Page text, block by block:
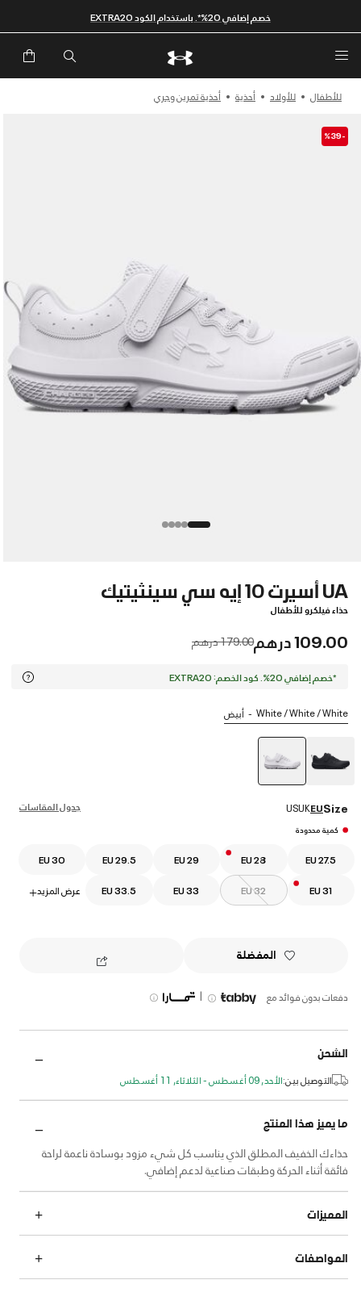
خصم إضافي 20%*. باستخدام الكود EXTRA20
للأطفال للأولاد أحذية أحذية تمرين وجري
-%39
UA أسيرت 10 إيه سي سينثيتيك
حذاء فيلكرو للأطفال
109.00 درهم Price reduced from
179.00 درهم to
*خصم إضافي 20%. كود الخصم: EXTRA20
White / White / White أبيض
جدول المقاسات Size
EU
UK
US
كمية محدودة
EU 27.5
EU 28
EU 29
EU 29.5
EU 30
EU 31
EU 32
EU 33
EU 33.5 عرض المزيد+
المفضلة
دفعات بدون فوائد مع |
الشحن
التوصيل بين:الأحد, 09 أغسطس - الثلاثاء, 11 أغسطس
ما يميز هذا المنتج
حذاءك الخفيف المطلق الذي يناسب كل شيء مزود بوسادة ناعمة لراحة
فائقة أثناء الحركة وطبقات صناعية لدعم إضافي.
المميزات
المواصفات